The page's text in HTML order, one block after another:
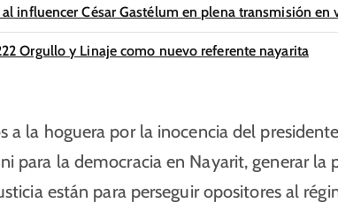
influencer César Gastélum en plena transmisión en
Orgullo y Linaje como nuevo referente nayarita
a la hoguera por la inocencia del
para la democracia en Nayarit, generar la
están para perseguir opositores al